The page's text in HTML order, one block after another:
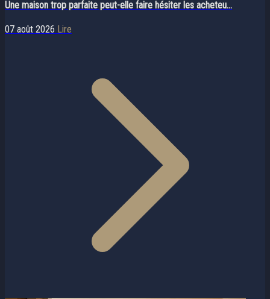
Une maison trop parfaite peut-elle faire hésiter les acheteu...
07 août 2026 Lire